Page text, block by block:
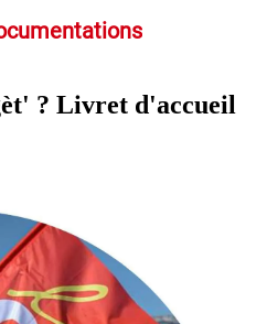
? Livret d'accueil